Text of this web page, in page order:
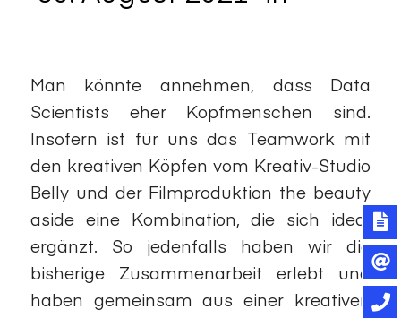
Man könnte annehmen, dass Data
Scientists eher Kopfmenschen sind.
Insofern ist für uns das Teamwork mit
den kreativen Köpfen vom Kreativ-Studio
Belly und der Filmproduktion the beauty
aside eine Kombination, die sich ideal
ergänzt. So jedenfalls haben wir die
bisherige Zusammenarbeit erlebt und
haben gemeinsam aus einer kreativen